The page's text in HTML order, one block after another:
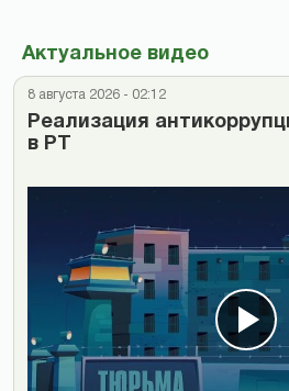
Актуальное видео
8 августа 2026 - 02:12
Реализация
в РТ